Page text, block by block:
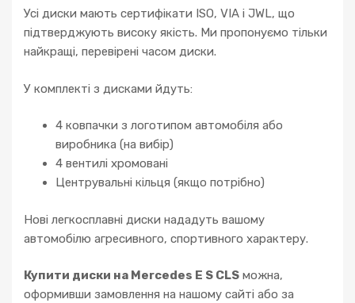
Усі диски мають сертифікати ISO, VIA і JWL, що
підтверджують високу якість. Ми пропонуємо тільки
найкращі, перевірені часом диски.
У комплекті з дисками йдуть:
4 ковпачки з логотипом автомобіля або
виробника (на вибір)
4 вентилі хромовані
Центрувальні кільця (якщо потрібно)
Нові легкосплавні диски нададуть вашому
автомобілю агресивного, спортивного характеру.
Купити диски на Mercedes E S CLS можна,
оформивши замовлення на нашому сайті або за